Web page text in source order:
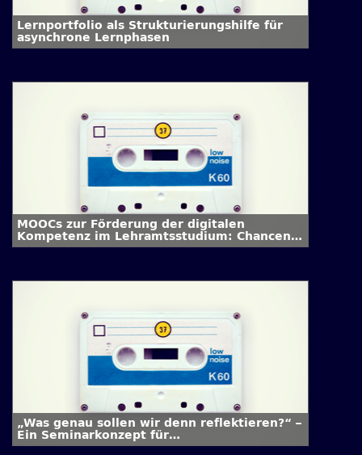
Lernportfolio als Strukturierungshilfe für
asynchrone Lernphasen
MOOCs zur Förderung der digitalen
Kompetenz im Lehramtsstudium: Chancen
und Herausforderungen
„Was genau sollen wir denn reflektieren?“ –
Ein Seminarkonzept für
Lehramtsstudierende, das den